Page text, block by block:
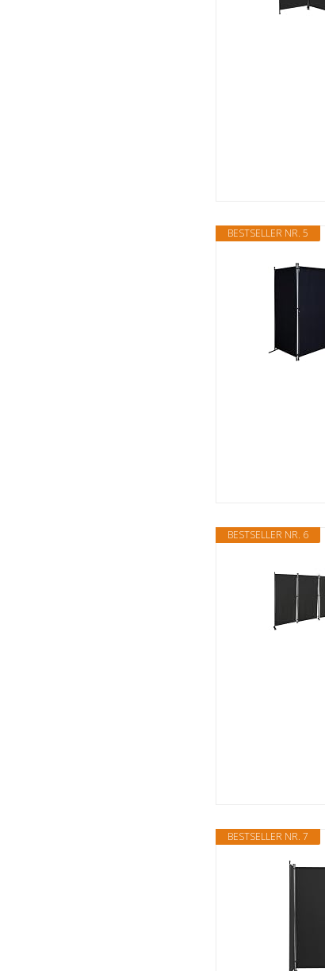
BESTSELLER NR. 5
BESTSELLER NR. 6
BESTSELLER NR. 7